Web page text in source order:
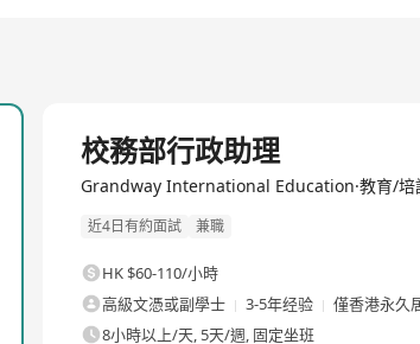
校務部行政助理
Grandway International Education·教育/培
近4日有約面試 兼職
HK $60-110/小時
高級文憑或副學士
3-5年经验
僅香港永久
8小時以上/天, 5天/週, 固定坐班